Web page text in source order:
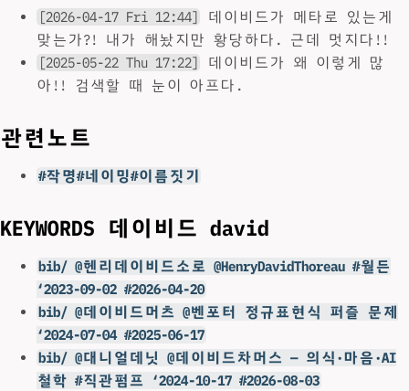
[2026-04-17 Fri 12:44]
데이비드가 메타로 있는게
맞는가?! 내가 해놨지만 황당하다. 근데 멋지다!!
[2025-05-22 Thu 17:22]
데이비드가 왜 이렇게 많
아!! 검색할 때 눈이 아프다.
관련노트
#작명#네이밍#이름짓기
KEYWORDS 데이비드 david
bib/ @헨리데이비드소로 @HenryDavidThoreau #월든
‘2023-09-02 #2026-04-20
bib/ @데이비드머츠 @벤포터 정규표현식 퍼즐 문제
‘2024-07-04 #2025-06-17
bib/ @대니얼데닛 @데이비드차머스 — 의식·마음·AI
철학 #직관펌프 ‘2024-10-17 #2026-08-03